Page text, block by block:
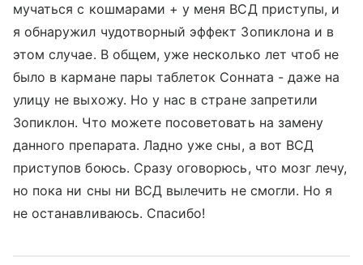
мучаться с кошмарами + у меня ВСД приступы, и
я обнаружил чудотворный эффект Зопиклона и в
этом случае. В общем, уже несколько лет чтоб не
было в кармане пары таблеток Сонната - даже на
улицу не выхожу. Но у нас в стране запретили
Зопиклон. Что можете посоветовать на замену
данного препарата. Ладно уже сны, а вот ВСД
приступов боюсь. Сразу оговорюсь, что мозг лечу,
но пока ни сны ни ВСД вылечить не смогли. Но я
не останавливаюсь. Спасибо!